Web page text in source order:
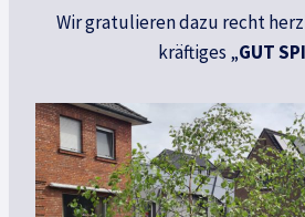
Wir gratulieren dazu recht
kräftiges „GUT